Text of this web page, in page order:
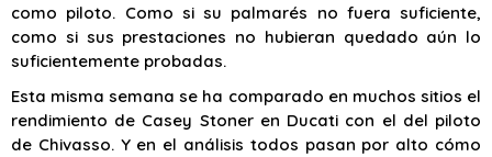
como piloto. Como si su palmarés no fuera suficiente,
como si sus prestaciones no hubieran quedado aún lo
suficientemente probadas.
Esta misma semana se ha comparado en muchos sitios el
rendimiento de Casey Stoner en Ducati con el del piloto
de Chivasso. Y en el análisis todos pasan por alto cómo